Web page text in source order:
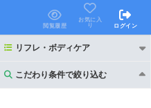
閲覧履歴
お気に入
り
ログイン
リフレ・ボディケア
こだわり条件で絞り込む
こだわり条件で絞り込む